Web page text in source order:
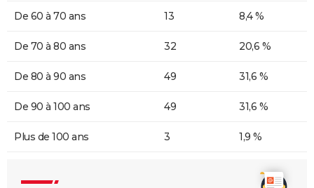
De 60 à 70 ans 13 8,4 %
De 70 à 80 ans 32 20,6 %
De 80 à 90 ans 49 31,6 %
De 90 à 100 ans 49 31,6 %
Plus de 100 ans 3 1,9 %